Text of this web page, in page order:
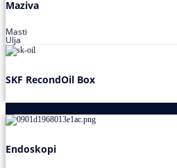
Maziva
Masti
Ulja
SKF RecondOil Box
Endoskopi